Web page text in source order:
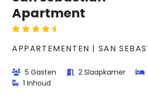
Apartment
APPARTEMENTEN | SAN
5 Gasten 2 Slaapkamer
1 Inhoud